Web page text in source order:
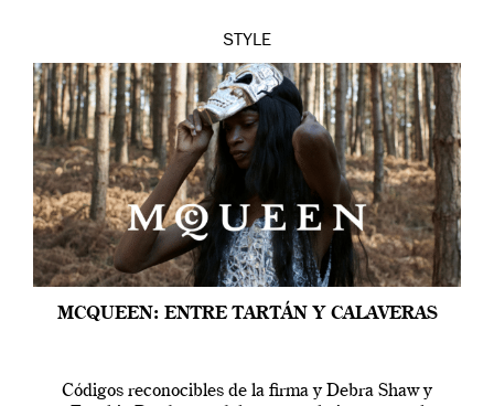
STYLE
MCQUEEN: ENTRE TARTÁN Y CALAVERAS
Códigos reconocibles de la firma y Debra Shaw y